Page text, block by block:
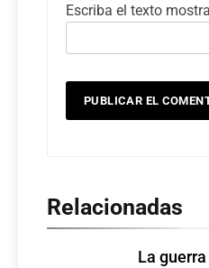
Escriba el texto
Relacionadas
La